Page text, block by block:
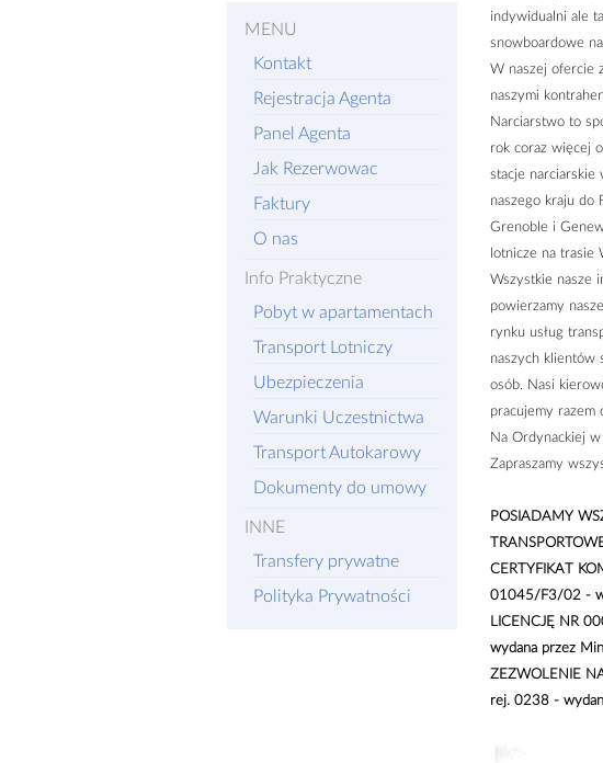
MENU
Kontakt
Rejestracja Agenta
Panel Agenta
Jak Rezerwowac
Faktury
O nas
Info Praktyczne
Pobyt w apartamentach
Transport Lotniczy
Ubezpieczenia
Warunki Uczestnictwa
Transport Autokarowy
Dokumenty do umowy
INNE
Transfery prywatne
Polityka Prywatności
indywidualni ale
snowboardowe
W naszej ofercie
naszymi
Narciarstwo to
rok coraz więcej
stacje narciarskie
naszego kraju do
Grenoble i
lotnicze na trasie
Wszystkie nasze
powierzamy
rynku usług
naszych klientów
osób. Nasi
pracujemy razem
Na Ordynackiej w
Zapraszamy
POSIADAMY
CERTYFIKAT
01045/F3/02 -
LICENCJĘ NR
wydana przez
ZEZWOLENIE
rej. 0238 -